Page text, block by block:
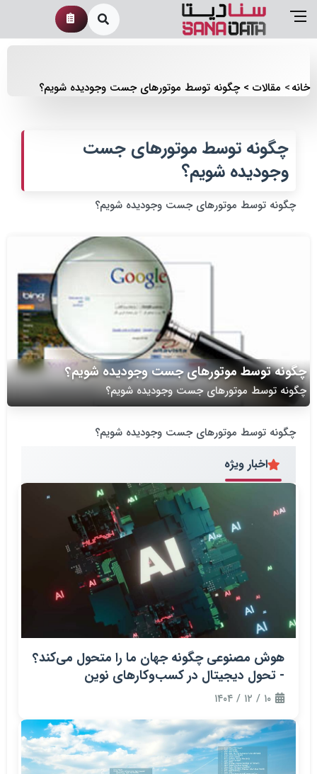
خانه مقالات چگونه توسط موتورهای جست وجودیده شویم؟
چگونه توسط موتورهای جست
وجودیده شویم؟
چگونه توسط موتورهای جست وجودیده شویم؟
چگونه توسط موتورهای جست وجودیده شویم؟
چگونه توسط موتورهای جست وجودیده شویم؟
چگونه توسط موتورهای جست وجودیده شویم؟
اخبار ویژه
هوش مصنوعی چگونه جهان ما را متحول می‌کند؟
- تحول دیجیتال در کسب‌وکارهای نوین
۱۰ / ۱۲ / ۱۴۰۴